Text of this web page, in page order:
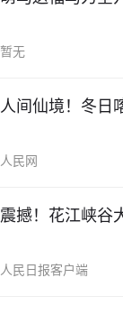
暂无
人间仙境！冬日
人民网
震撼！花江峡谷
人民日报客户端